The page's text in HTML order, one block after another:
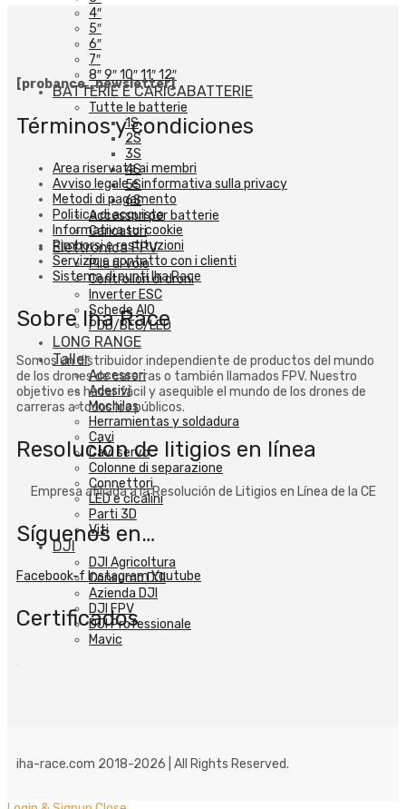
4″
5″
6″
7″
8″ 9″ 10″ 11″ 12″
BATTERIE E CARICABATTERIE
Tutte le batterie
1S
2S
3S
4S
5S
6S
Accessori per batterie
Caricatori
Elettronica FPV
Pila di volo
Controllori di droni
Inverter ESC
Schede AIO
PDB/BEC/LED
LONG RANGE
Taller
Accessori
Adesivi
Mochilas
Herramientas y soldadura
Cavi
Cavi servo
Colonne di separazione
Connettori
LED e cicalini
Parti 3D
Viti
DJI
DJI Agricoltura
Consumo DJI
Azienda DJI
DJI FPV
DJI Professionale
Mavic
[probance_newsletter]
Términos y condiciones
Area riservata ai membri
Avviso legale e informativa sulla privacy
Metodi di pagamento
Politica di acquisto
Informativa sui cookie
Rimborsi e restituzioni
Servizio e contatto con i clienti
Sistema di punti Iha Race
Sobre Iha Race
Somos un distribuidor independiente de productos del mundo
de los drones de carerras o también llamados FPV. Nuestro
objetivo es hacer fácil y asequible el mundo de los drones de
carreras a todos los públicos.
Resolución de litigios en línea
Empresa afiliada a la Resolución de Litigios en Línea de la CE
Síguenos en…
Facebook-f InstagramYoutube
Certificados
iha-race.com 2018-2026 | All Rights Reserved.